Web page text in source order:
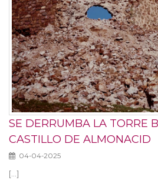
SE DERRUMBA LA TORRE
CASTILLO DE ALMONACID
04-04-2025
[...]